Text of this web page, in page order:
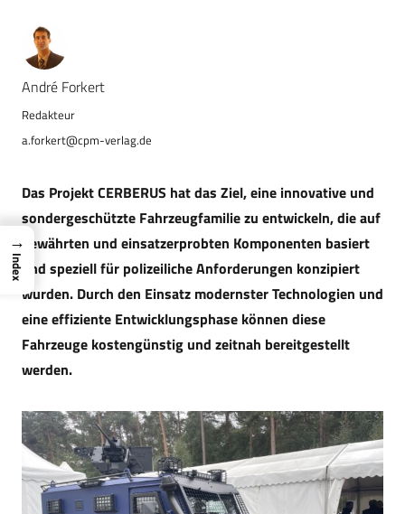
André Forkert
a.forkert@cpm-verlag.de
Das Projekt CERBERUS hat das Ziel, eine innovative und
sondergeschützte Fahrzeugfamilie zu entwickeln, die auf
bewährten und einsatzerprobten Komponenten basiert
und speziell für polizeiliche Anforderungen konzipiert
wurden. Durch den Einsatz modernster Technologien und
eine effiziente Entwicklungsphase können diese
Fahrzeuge kostengünstig und zeitnah bereitgestellt
werden.
→
Index